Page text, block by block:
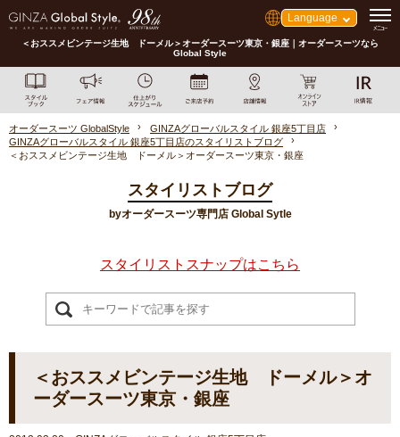
Language
＜おススメビンテージ生地 ドーメル＞オーダースーツ東京・銀座｜オーダースーツなら
Global Style
オーダースーツ GlobalStyle
GINZAグローバルスタイル 銀座5丁目店
GINZAグローバルスタイル 銀座5丁目店のスタイリストブログ
＜おススメビンテージ生地 ドーメル＞オーダースーツ東京・銀座
スタイリストブログ
byオーダースーツ専門店 Global Sytle
スタイリストスナップはこちら
＜おススメビンテージ生地 ドーメル＞オ
ーダースーツ東京・銀座